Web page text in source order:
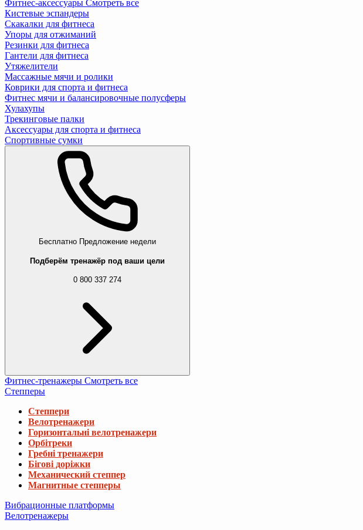
Фитнес-аксессуары Смотреть все
Кистевые эспандеры
Скакалки для фитнеса
Упоры для отжиманий
Резинки для фитнеса
Гантели для фитнеса
Утяжелители
Массажные мячи и ролики
Коврики для спорта и фитнеса
Фитнес мячи и балансировочные полусферы
Хулахупы
Трекинговые палки
Аксессуары для спорта и фитнеса
Спортивные сумки
Бесплатно Предложение недели
Подберём тренажёр под ваши цели
0 800 337 274
Фитнес-тренажеры Смотреть все
Степперы
Степпери
Велотренажери
Горизонтальні велотренажери
Орбітреки
Гребні тренажери
Бігові доріжки
Механический степпер
Магнитные степперы
Вибрационные платформы
Велотренажеры